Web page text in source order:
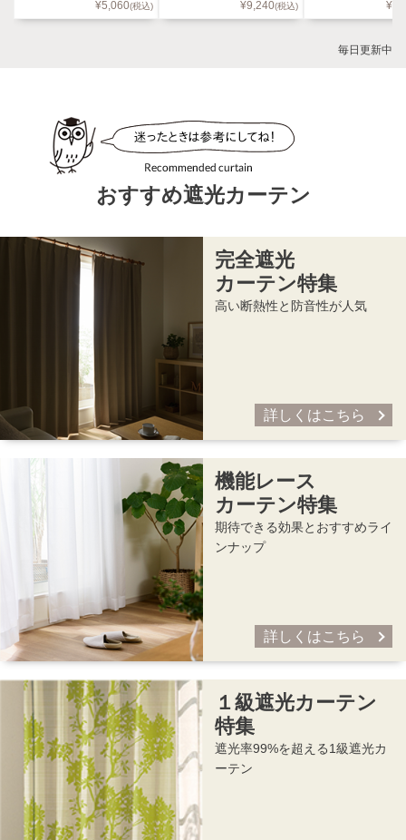
¥5,060(税込)
¥9,240(税込)
¥
毎日更新中
おすすめ遮光カーテン
完全遮光
カーテン特集
高い断熱性と防音性が人気
詳しくはこちら
機能レース
カーテン特集
期待できる効果とおすすめライ
ンナップ
詳しくはこちら
１級遮光カーテン
特集
遮光率99%を超える1級遮光カ
ーテン